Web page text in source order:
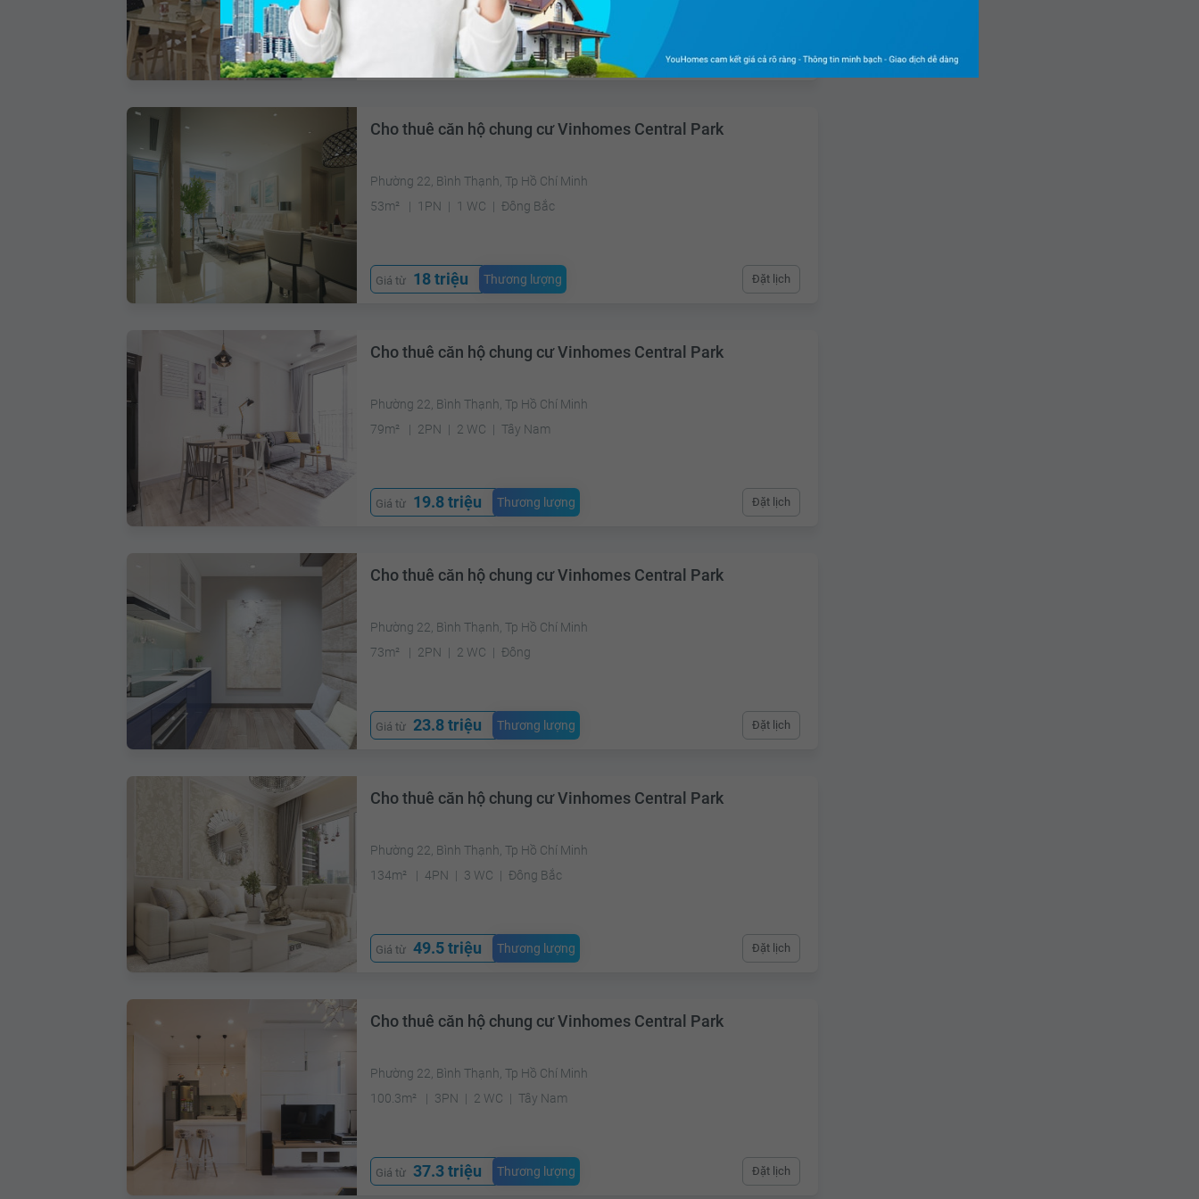
24.9 triệu Thương lượng Đặt lịch
Cho thuê căn hộ chung cư Vinhomes Central Park
Phường 22, Bình Thạnh, Tp Hồ Chí Minh
53m²
1PN 1 WC Đông Bắc
Giá từ 18 triệu Thương lượng Đặt lịch
Cho thuê căn hộ chung cư Vinhomes Central Park
Phường 22, Bình Thạnh, Tp Hồ Chí Minh
79m²
2PN 2 WC Tây Nam
Giá từ 19.8 triệu Thương lượng Đặt lịch
Cho thuê căn hộ chung cư Vinhomes Central Park
Phường 22, Bình Thạnh, Tp Hồ Chí Minh
73m²
2PN 2 WC Đông
Giá từ 23.8 triệu Thương lượng Đặt lịch
Cho thuê căn hộ chung cư Vinhomes Central Park
Phường 22, Bình Thạnh, Tp Hồ Chí Minh
134m²
4PN 3 WC Đông Bắc
Giá từ 49.5 triệu Thương lượng Đặt lịch
Cho thuê căn hộ chung cư Vinhomes Central Park
Phường 22, Bình Thạnh, Tp Hồ Chí Minh
100.3m²
3PN 2 WC Tây Nam
Giá từ 37.3 triệu Thương lượng Đặt lịch